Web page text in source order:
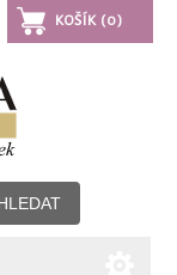
KOŠÍK (0)